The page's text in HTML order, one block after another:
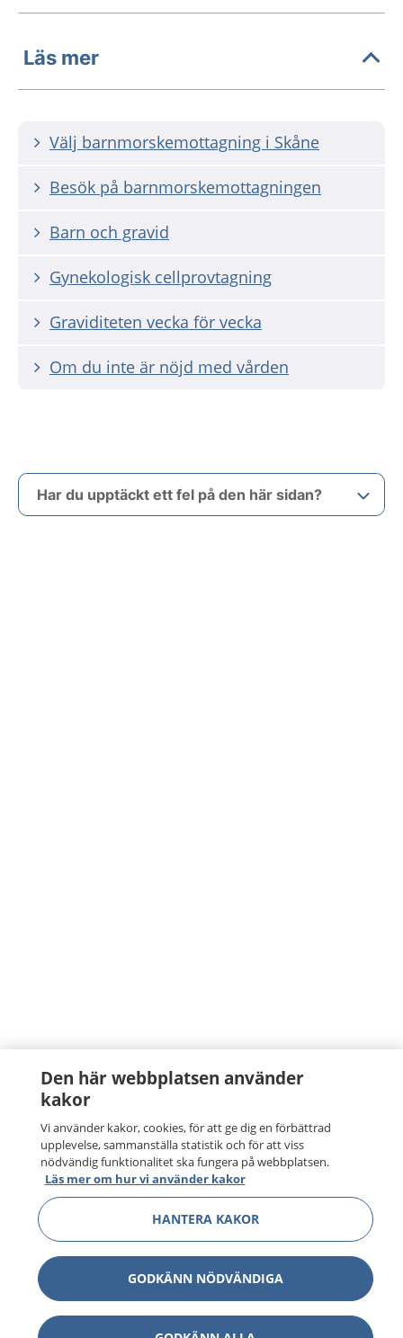
Läs mer
Välj barnmorskemottagning i Skåne
Besök på barnmorskemottagningen
Barn och gravid
Gynekologisk cellprovtagning
Graviditeten vecka för vecka
Om du inte är nöjd med vården
Har du upptäckt ett fel på den här sidan?
Den här webbplatsen använder
kakor
Vi använder kakor, cookies, för att ge dig en förbättrad
upplevelse, sammanställa statistik och för att viss
nödvändig funktionalitet ska fungera på webbplatsen.
Läs mer om hur vi använder kakor
HANTERA KAKOR
GODKÄNN NÖDVÄNDIGA